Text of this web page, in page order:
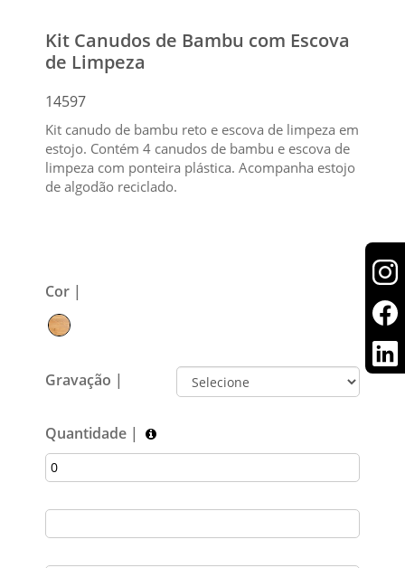
Kit Canudos de Bambu com Escova
de Limpeza
14597
Kit canudo de bambu reto e escova de limpeza em
estojo. Contém 4 canudos de bambu e escova de
limpeza com ponteira plástica. Acompanha estojo
de algodão reciclado.
Cor |
Gravação |
Quantidade |